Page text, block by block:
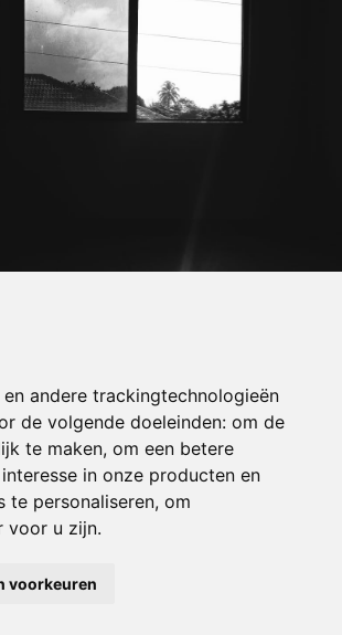
andere trackingtechnologieën
de volgende doeleinden: om de
te maken, om een betere
in onze producten en
te personaliseren, om
voor u zijn.
voorkeuren
leerne